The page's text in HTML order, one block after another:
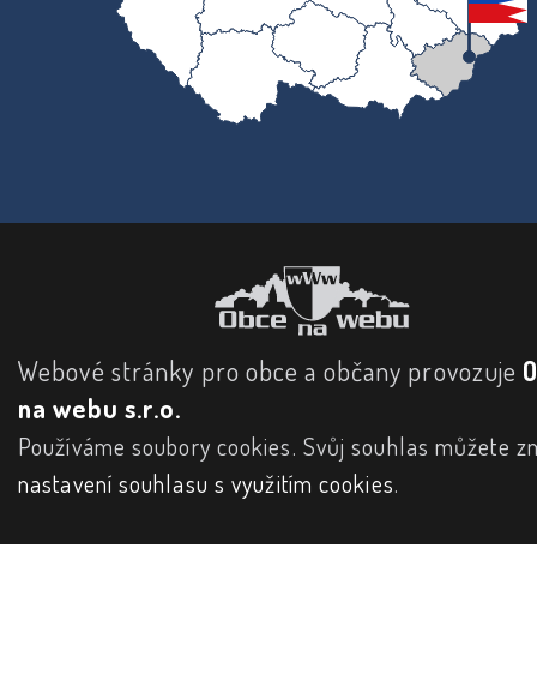
Webové stránky pro obce a občany provozuje
na webu s.r.o.
Používáme soubory cookies. Svůj souhlas můžete
nastavení souhlasu s využitím cookies.